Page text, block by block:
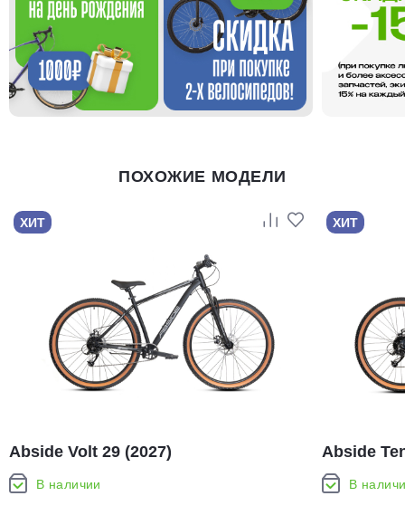
ПОХОЖИЕ МОДЕЛИ
ХИТ
Abside Volt 29 (2027)
В наличии
ХИТ
Abside
В